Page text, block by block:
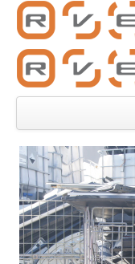
Galerie Photos
RVE
Recrutement